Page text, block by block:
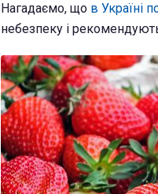
Нагадаємо, що в Україні
небезпеку і